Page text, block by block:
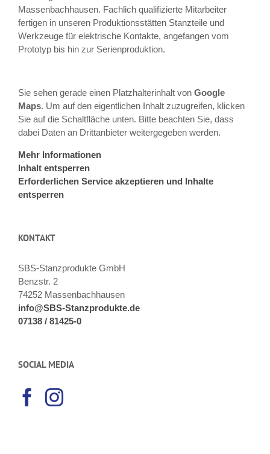
Massenbachhausen. Fachlich qualifizierte Mitarbeiter
fertigen in unseren Produktionsstätten Stanzteile und
Werkzeuge für elektrische Kontakte, angefangen vom
Prototyp bis hin zur Serienproduktion.
Sie sehen gerade einen Platzhalterinhalt von Google
Maps. Um auf den eigentlichen Inhalt zuzugreifen, klicken
Sie auf die Schaltfläche unten. Bitte beachten Sie, dass
dabei Daten an Drittanbieter weitergegeben werden.
Mehr Informationen
Inhalt entsperren
Erforderlichen Service akzeptieren und Inhalte
entsperren
KONTAKT
SBS-Stanzprodukte GmbH
Benzstr. 2
74252 Massenbachhausen
info@SBS-Stanzprodukte.de
07138 / 81425-0
SOCIAL MEDIA